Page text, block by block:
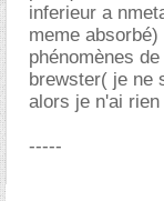
inferieur a
meme
phénomènes
brewster( je ne
alors je n'ai
-----